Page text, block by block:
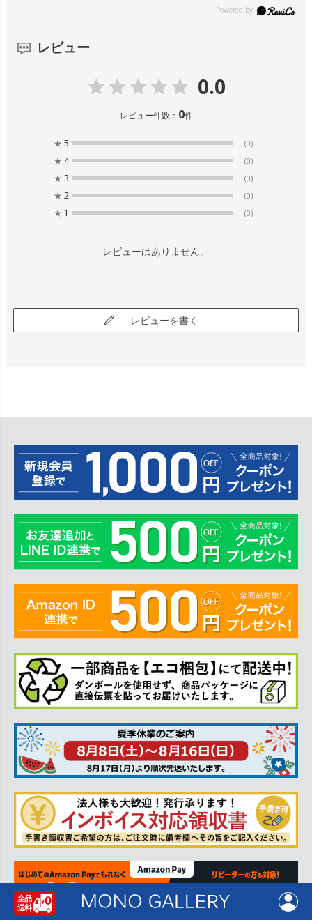
レビュー
0.0
レビュー件数： 0件
★ 5 (0)
★ 4 (0)
★ 3 (0)
★ 2 (0)
★ 1 (0)
レビューはありません。
レビューを書く